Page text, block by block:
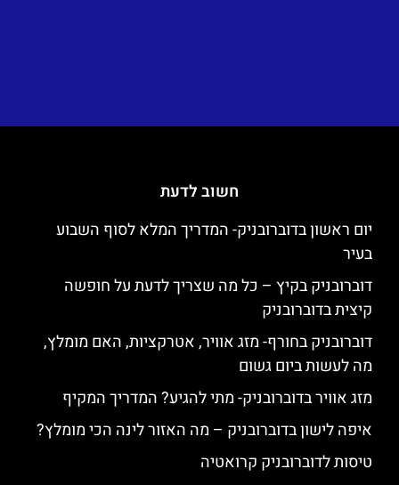
חשוב לדעת
יום ראשון בדוברובניק- המדריך המלא לסוף השבוע
בעיר
דוברובניק בקיץ – כל מה שצריך לדעת על חופשה
קיצית בדוברובניק
דוברובניק בחורף- מזג אוויר, אטרקציות, האם מומלץ,
מה לעשות ביום גשום
מזג אוויר בדוברובניק- מתי להגיע? המדריך המקיף
איפה לישון בדוברובניק – מה האזור לינה הכי מומלץ?
טיסות לדוברובניק קרואטיה